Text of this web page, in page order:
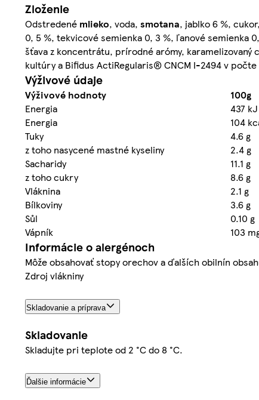
Zloženie
Odstredené mlieko, voda, smotana, jablko 6 %,
0, 5 %, tekvicové semienka 0, 3 %, ľanové semienka
šťava z koncentrátu, prírodné arómy,
kultúry a Bifidus ActiRegularis® CNCM I-2494 v
Výživové údaje
Výživové hodnoty 100g
Energia
437 kJ
Energia
104
Tuky
4.6 g
z toho nasycené mastné kyseliny
2.4 g
Sacharidy
11.1 g
z toho cukry
8.6 g
Vláknina
2.1 g
Bílkoviny
3.6 g
Sůl
0.10 g
Vápník
103
Informácie o alergénoch
Môže obsahovať stopy orechov a ďalších obilnín
Zdroj vlákniny
Skladovanie a príprava
Skladovanie
Skladujte pri teplote od 2 °C do 8 °C.
Ďalšie informácie